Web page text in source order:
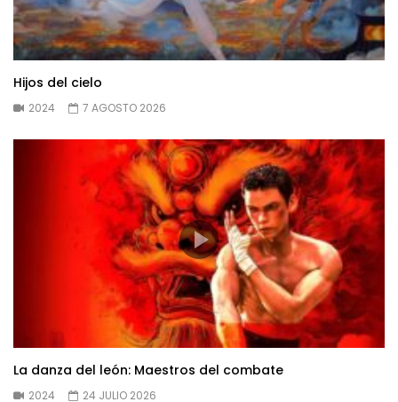
Hijos del cielo
2024 7 AGOSTO 2026
La danza del león: Maestros del combate
2024 24 JULIO 2026